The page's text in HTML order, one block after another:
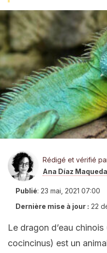
Rédigé et vérifié
Ana Díaz Maqueda
Publié: 23 mai, 2021 07:00
Dernière mise à jour : 22
Le dragon d’eau
cocincinus) est un